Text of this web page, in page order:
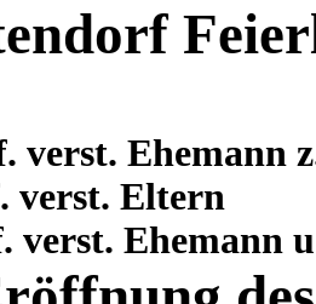
verst. Ehemann
verst. Eltern
verst. Ehemann